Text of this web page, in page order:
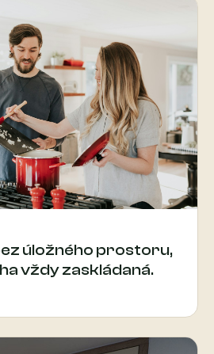
úložného prostoru,
vždy zaskládaná.